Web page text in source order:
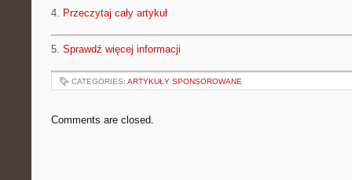
4. Przeczytaj cały artykuł
5. Sprawdź więcej informacji
CATEGORIES: ARTYKUŁY SPONSOROWANE
Comments are closed.